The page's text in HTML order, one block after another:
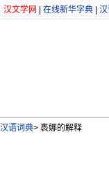
汉文学网 在线新华字典
汉语词典> 褭娜的解释